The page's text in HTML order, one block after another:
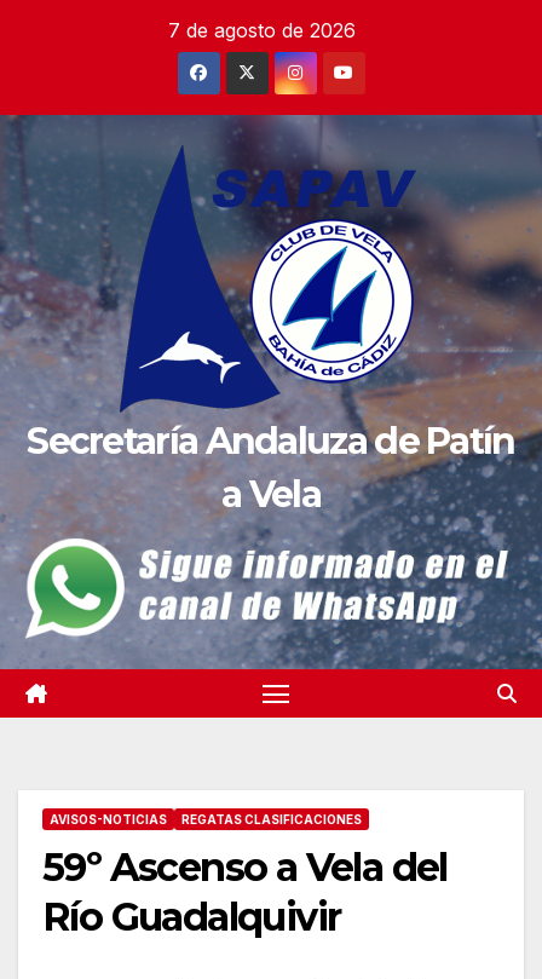
7 de agosto de 2026
Secretaría Andaluza de Patín
a Vela
AVISOS-NOTICIAS REGATAS CLASIFICACIONES
59º Ascenso a Vela del
Río Guadalquivir